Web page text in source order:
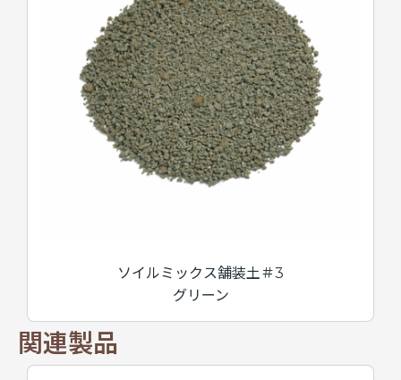
ソイルミックス舗装土＃3
グリーン
関連製品